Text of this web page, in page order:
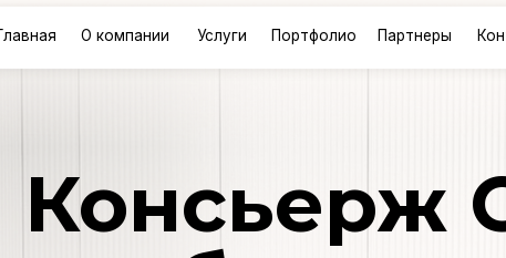
О компании Услуги Портфолио Партнеры Контакты
Консьерж